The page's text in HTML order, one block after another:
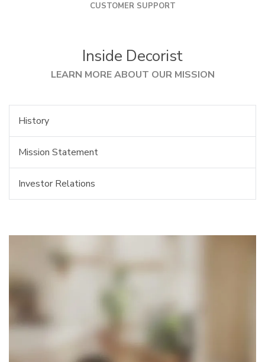
CUSTOMER SUPPORT
Inside Decorist
LEARN MORE ABOUT OUR MISSION
History
Mission Statement
Investor Relations